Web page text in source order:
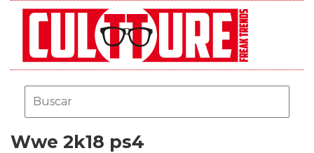
Wwe 2k18 ps4